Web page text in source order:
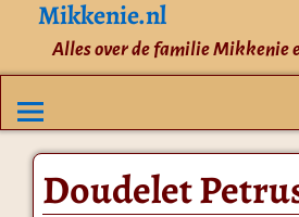
Mikkenie.nl
Alles over de familie Mikkenie
Doudelet